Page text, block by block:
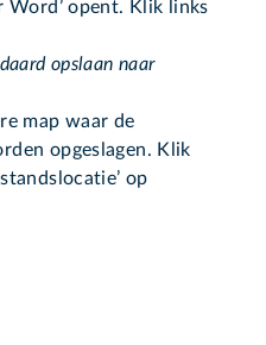
Word’ opent. Klik links
opslaan naar
map waar de
opgeslagen. Klik
op